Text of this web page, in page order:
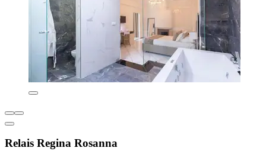
Relais Regina Rosanna